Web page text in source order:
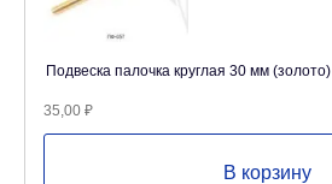
Подвеска палочка круглая 30 мм (золото)
35,00 ₽
В корзину